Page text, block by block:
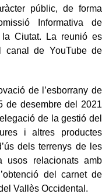
públic, de forma
Informativa de
Ciutat. La reunió es
canal de YouTube de
de l’esborrany de
de desembre del 2021
de la gestió del
i altres productes
dels terrenys de les
usos relacionats amb
del carnet de
Vallès Occidental.